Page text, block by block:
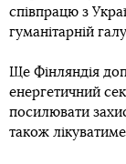
співпрацю з
гуманітарній
Ще Фінляндія
енергетичний
посилювати
також